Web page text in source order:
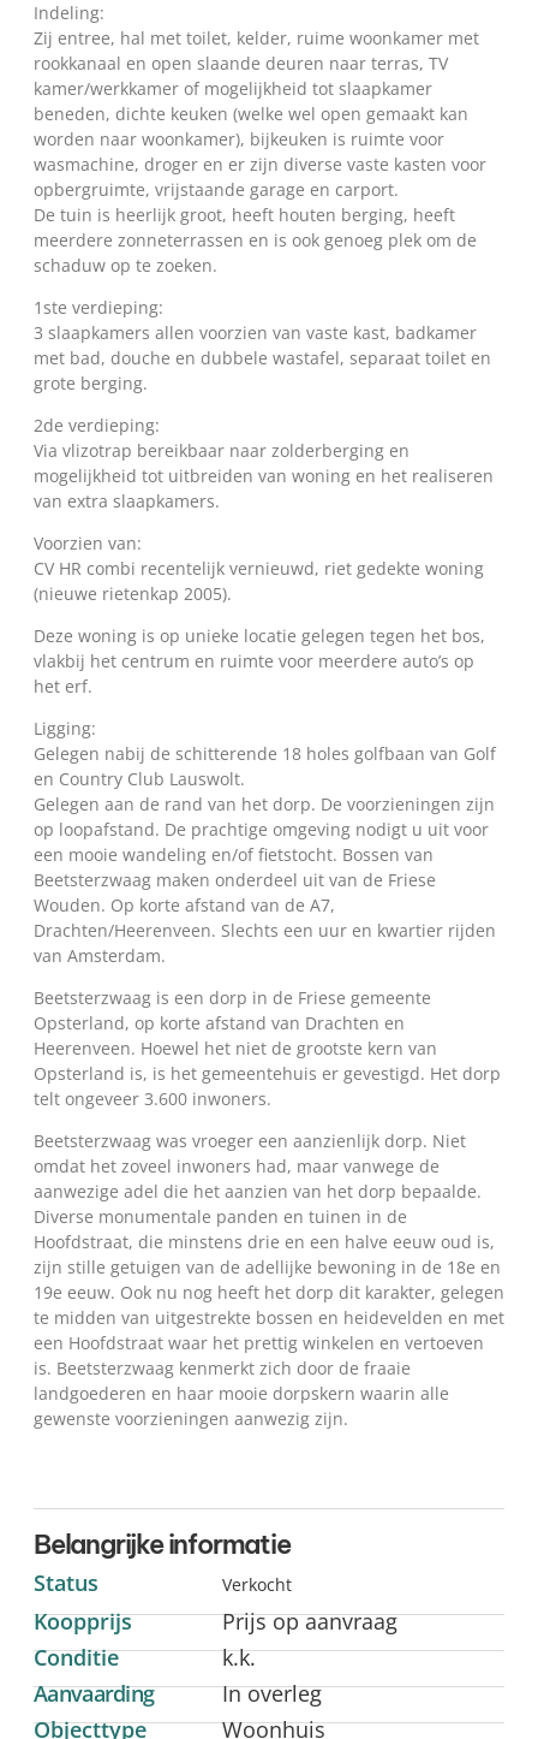
Indeling:
Zij entree, hal met toilet, kelder, ruime woonkamer met
rookkanaal en open slaande deuren naar terras, TV
kamer/werkkamer of mogelijkheid tot slaapkamer
beneden, dichte keuken (welke wel open gemaakt kan
worden naar woonkamer), bijkeuken is ruimte voor
wasmachine, droger en er zijn diverse vaste kasten voor
opbergruimte, vrijstaande garage en carport.
De tuin is heerlijk groot, heeft houten berging, heeft
meerdere zonneterrassen en is ook genoeg plek om de
schaduw op te zoeken.
1ste verdieping:
3 slaapkamers allen voorzien van vaste kast, badkamer
met bad, douche en dubbele wastafel, separaat toilet en
grote berging.
2de verdieping:
Via vlizotrap bereikbaar naar zolderberging en
mogelijkheid tot uitbreiden van woning en het realiseren
van extra slaapkamers.
Voorzien van:
CV HR combi recentelijk vernieuwd, riet gedekte woning
(nieuwe rietenkap 2005).
Deze woning is op unieke locatie gelegen tegen het bos,
vlakbij het centrum en ruimte voor meerdere auto’s op
het erf.
Ligging:
Gelegen nabij de schitterende 18 holes golfbaan van Golf
en Country Club Lauswolt.
Gelegen aan de rand van het dorp. De voorzieningen zijn
op loopafstand. De prachtige omgeving nodigt u uit voor
een mooie wandeling en/of fietstocht. Bossen van
Beetsterzwaag maken onderdeel uit van de Friese
Wouden. Op korte afstand van de A7,
Drachten/Heerenveen. Slechts een uur en kwartier rijden
van Amsterdam.
Beetsterzwaag is een dorp in de Friese gemeente
Opsterland, op korte afstand van Drachten en
Heerenveen. Hoewel het niet de grootste kern van
Opsterland is, is het gemeentehuis er gevestigd. Het dorp
telt ongeveer 3.600 inwoners.
Beetsterzwaag was vroeger een aanzienlijk dorp. Niet
omdat het zoveel inwoners had, maar vanwege de
aanwezige adel die het aanzien van het dorp bepaalde.
Diverse monumentale panden en tuinen in de
Hoofdstraat, die minstens drie en een halve eeuw oud is,
zijn stille getuigen van de adellijke bewoning in de 18e en
19e eeuw. Ook nu nog heeft het dorp dit karakter, gelegen
te midden van uitgestrekte bossen en heidevelden en met
een Hoofdstraat waar het prettig winkelen en vertoeven
is. Beetsterzwaag kenmerkt zich door de fraaie
landgoederen en haar mooie dorpskern waarin alle
gewenste voorzieningen aanwezig zijn.
Belangrijke informatie
Status Verkocht
Koopprijs
Prijs op aanvraag
Conditie
k.k.
Aanvaarding
In overleg
Objecttype
Woonhuis